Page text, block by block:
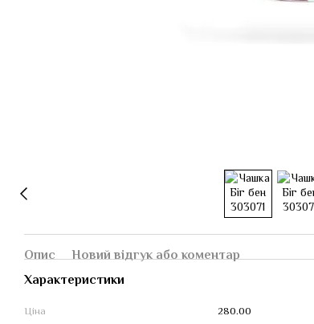
Опис
Новий відгук або коментар
Характеристики
Ціна
280.00